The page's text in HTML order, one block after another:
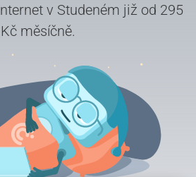
v Studeném již od 295
Kč měsíčně.